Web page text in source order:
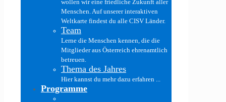
wollen wir eine friedliche Zukunft aller
Menschen. Auf unserer interaktiven
Weltkarte findest du alle CISV Länder.
Team
Lerne die Menschen kennen, die die
Mitglieder aus Österreich ehrenamtlich
betreuen.
Thema des Jahres
Hier kannst du mehr dazu erfahren ...
Programme